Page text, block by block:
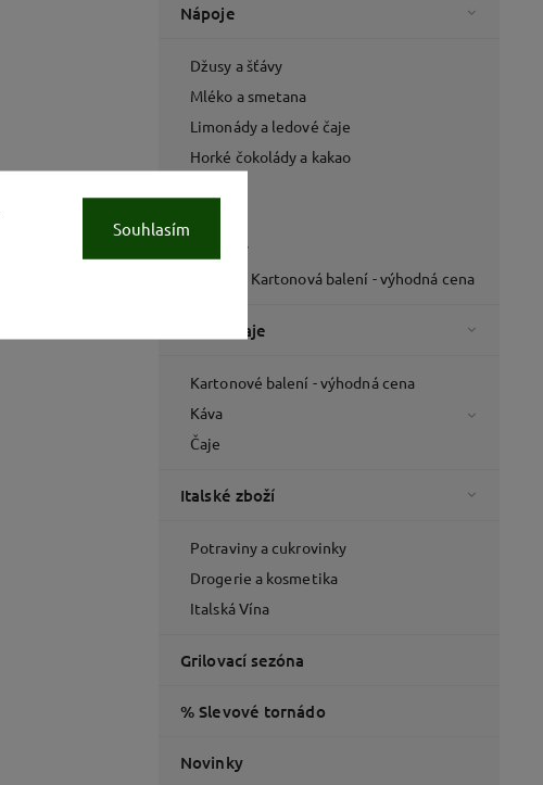
Souhlasím
Nápoje
Džusy a šťávy
Mléko a smetana
Limonády a ledové čaje
Horké čokolády a kakao
Lihoviny
Nápoje - Kartonová balení - výhodná cena
Káva a čaje
Kartonové balení - výhodná cena
Káva
Čaje
Italské zboží
Potraviny a cukrovinky
Drogerie a kosmetika
Italská Vína
Grilovací sezóna
% Slevové tornádo
Novinky